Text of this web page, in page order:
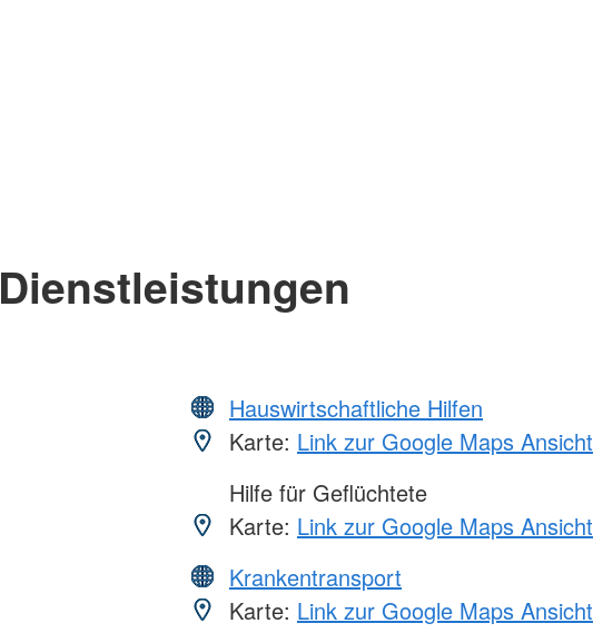
Dienstleistungen
Hauswirtschaftliche Hilfen
Karte: Link zur Google Maps Ansicht
Hilfe für Geflüchtete
Karte: Link zur Google Maps Ansicht
Krankentransport
Karte: Link zur Google Maps Ansicht